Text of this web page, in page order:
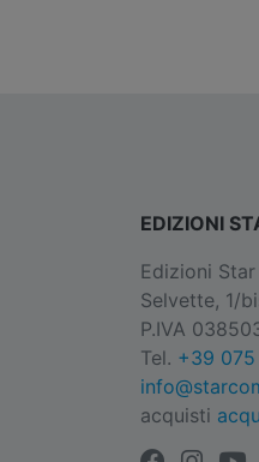
EDIZIONI
Edizioni
Selvette, 1/
P.IVA
Tel. +39
acquisti